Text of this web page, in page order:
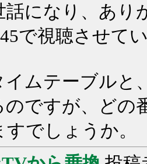
話になり、あり
45で視聴させて
イムテーブルと
のですが、どの
でしょうか。